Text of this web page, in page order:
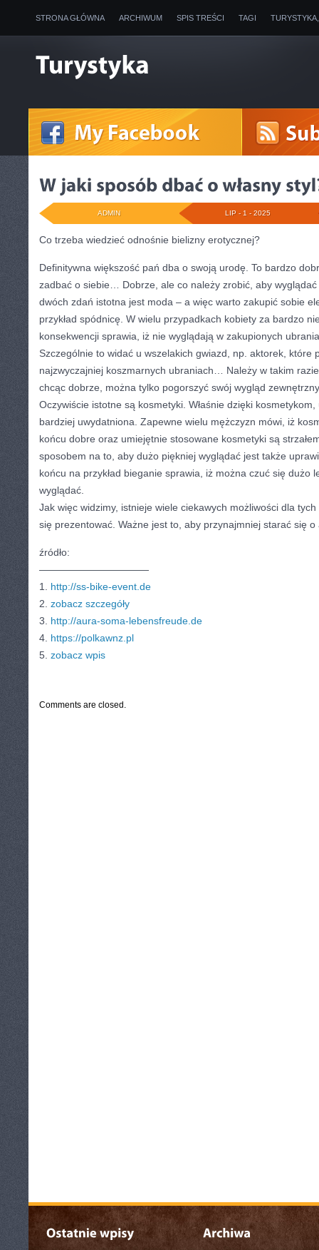
STRONA GŁÓWNA ARCHIWUM SPIS TREŚCI TAGI
LIP - 1 - 2025
ADMIN
Co trzeba wiedzieć odnośnie bielizny erotycznej?
Definitywna większość pań dba o swoją urodę. To bardzo
zadbać o siebie… Dobrze, ale co należy zrobić, aby
dwóch zdań istotna jest moda – a więc warto zakupić sobie
przykład spódnicę. W wielu przypadkach kobiety za bardzo
konsekwencji sprawia, iż nie wyglądają w zakupionych
Szczególnie to widać u wszelakich gwiazd, np. aktorek, które
najzwyczajniej koszmarnych ubraniach… Należy w takim
chcąc dobrze, można tylko pogorszyć swój wygląd
Oczywiście istotne są kosmetyki. Właśnie dzięki
bardziej uwydatniona. Zapewne wielu mężczyzn mówi, iż
końcu dobre oraz umiejętnie stosowane kosmetyki są
sposobem na to, aby dużo piękniej wyglądać jest także
końcu na przykład bieganie sprawia, iż można czuć się dużo
wyglądać.
Jak więc widzimy, istnieje wiele ciekawych możliwości dla
się prezentować. Ważne jest to, aby przynajmniej starać się
źródło:
———————————
1. http://ss-bike-event.de
2. zobacz szczegóły
3. http://aura-soma-lebensfreude.de
4. https://polkawnz.pl
5. zobacz wpis
Comments are closed.